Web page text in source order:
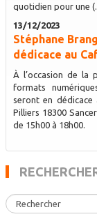
quotidien pour une
13/12/2023
Stéphane
dédicace au
À l’occasion de la
formats
seront en dédicace
Pilliers 18300
de 15h00 à 18h00.